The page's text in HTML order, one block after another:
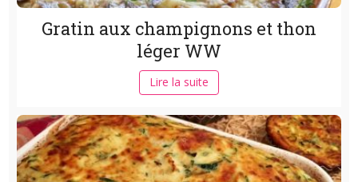
Gratin aux champignons et thon
léger WW
Lire la suite